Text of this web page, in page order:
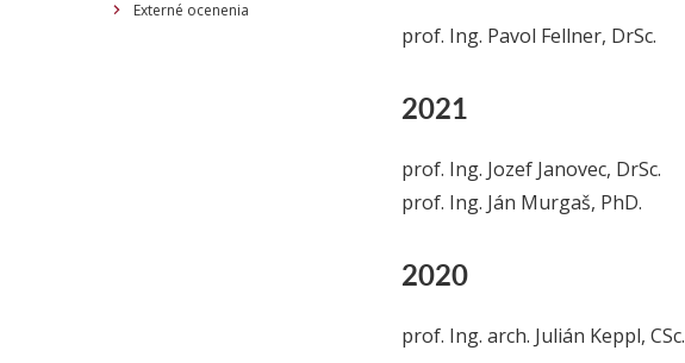
Externé ocenenia
prof. Ing. Pavol Fellner, DrSc.
2021
prof. Ing. Jozef Janovec, DrSc.
prof. Ing. Ján Murgaš, PhD.
2020
prof. Ing. arch. Julián Keppl, CSc.